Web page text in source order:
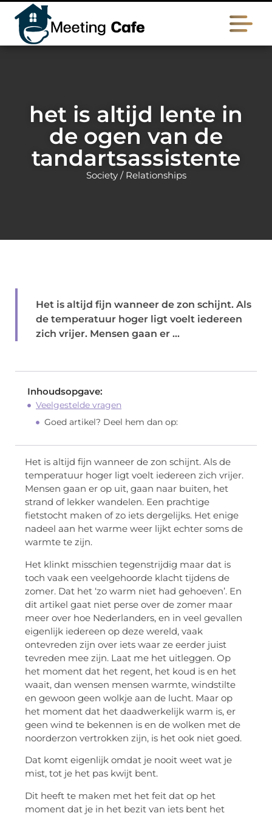
het is altijd lente in
de ogen van de
tandartsassistente
Society / Relationships
Het is altijd fijn wanneer de zon schijnt. Als
de temperatuur hoger ligt voelt iedereen
zich vrijer. Mensen gaan er ...
Inhoudsopgave:
Veelgestelde vragen
Goed artikel? Deel hem dan op:
Het is altijd fijn wanneer de zon schijnt. Als de
temperatuur hoger ligt voelt iedereen zich vrijer.
Mensen gaan er op uit, gaan naar buiten, het
strand of lekker wandelen. Een prachtige
fietstocht maken of zo iets dergelijks. Het enige
nadeel aan het warme weer lijkt echter soms de
warmte te zijn.
Het klinkt misschien tegenstrijdig maar dat is
toch vaak een veelgehoorde klacht tijdens de
zomer. Dat het ‘zo warm niet had gehoeven’. En
dit artikel gaat niet perse over de zomer maar
meer over hoe Nederlanders, en in veel gevallen
eigenlijk iedereen op deze wereld, vaak
ontevreden zijn over iets waar ze eerder juist
tevreden mee zijn. Laat me het uitleggen. Op
het moment dat het regent, het koud is en het
waait, dan wensen mensen warmte, windstilte
en gewoon geen wolkje aan de lucht. Maar op
het moment dat het daadwerkelijk warm is, er
geen wind te bekennen is en de wolken met de
noorderzon vertrokken zijn, is het ook niet goed.
Dat komt eigenlijk omdat je nooit weet wat je
mist, tot je het pas kwijt bent.
Dit heeft te maken met het feit dat op het
moment dat je in het bezit van iets bent het